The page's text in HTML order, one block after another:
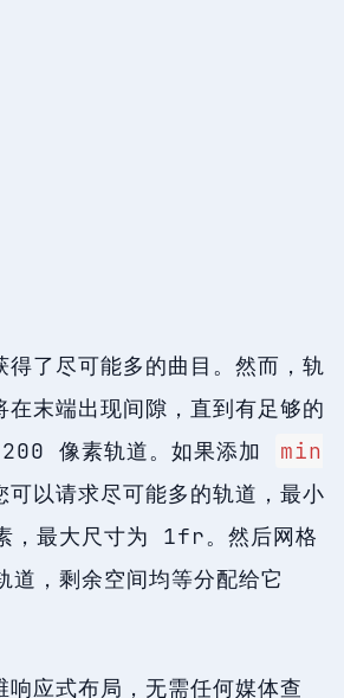
得了尽可能多的曲目。然而，轨
在末端出现间隙，直到有足够的
像素轨道。如果添加
min
可以请求尽可能多的轨道，最小
，最大尺寸为 1fr。然后网格
，剩余空间均等分配给它
响应式布局，无需任何媒体查